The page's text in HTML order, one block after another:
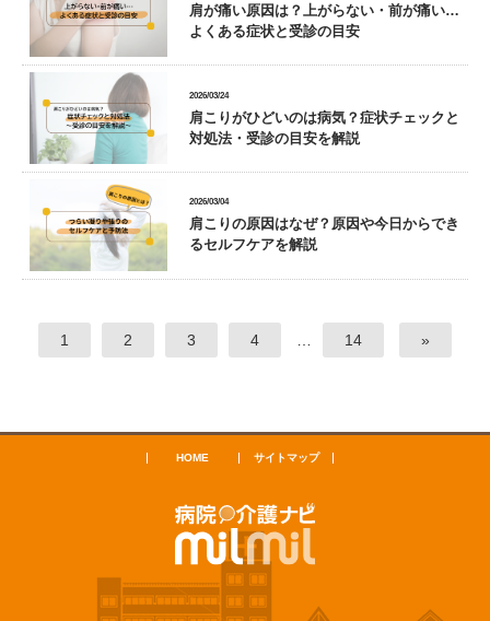
肩が痛い原因は？上がらない・前が痛い…
よくある症状と受診の目安
2026/03/24
肩こりがひどいのは病気？症状チェックと
対処法・受診の目安を解説
2026/03/04
肩こりの原因はなぜ？原因や今日からでき
るセルフケアを解説
1 2 3 4 14 »
HOME サイトマップ